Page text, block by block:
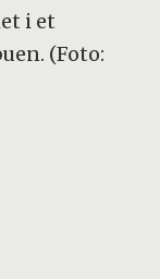
i et
(Foto: